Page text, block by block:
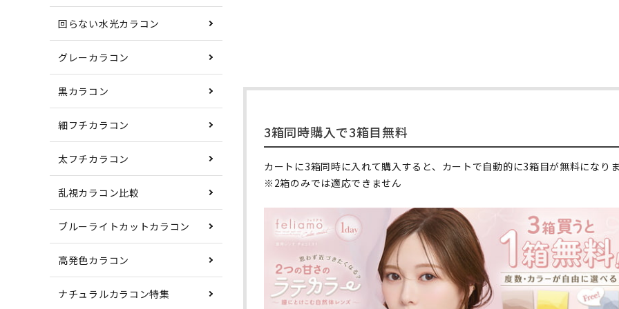
回らない水光カラコン
グレーカラコン
黒カラコン
細フチカラコン
太フチカラコン
乱視カラコン比較
ブルーライトカットカラコン
高発色カラコン
ナチュラルカラコン特集
3箱同時購入で3箱目無料
カートに3箱同時に入れて購入すると、カートで自動的に3箱目が無料になり
※2箱のみでは適応できません